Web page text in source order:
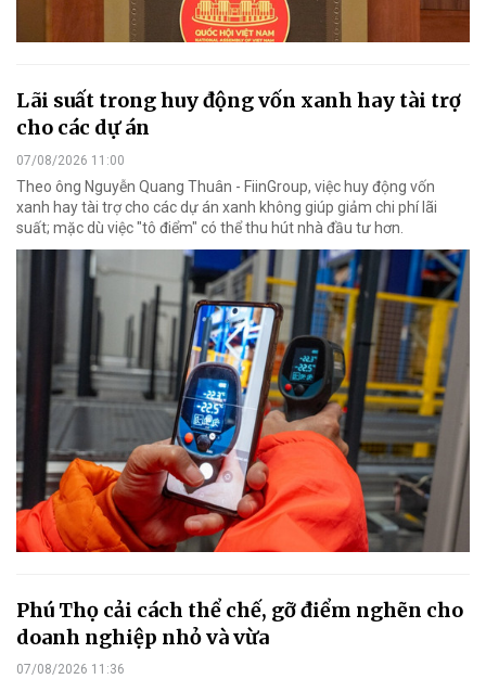
Lãi suất trong huy động vốn xanh hay tài trợ
cho các dự án
07/08/2026 11:00
Theo ông Nguyễn Quang Thuân - FiinGroup, việc huy động vốn
xanh hay tài trợ cho các dự án xanh không giúp giảm chi phí lãi
suất; mặc dù việc "tô điểm" có thể thu hút nhà đầu tư hơn.
Phú Thọ cải cách thể chế, gỡ điểm nghẽn cho
doanh nghiệp nhỏ và vừa
07/08/2026 11:36